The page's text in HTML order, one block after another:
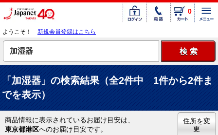
0
ようこそ！ 新規会員登録はこちら
「加湿器」の検索結果（全2件中 1件から2件ま
でを表示）
商品情報に表示されているお届け目安は、
東京都港区へのお届け目安です。
住所を変
更